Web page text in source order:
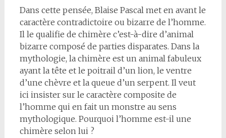
Dans cette pensée, Blaise Pascal met en avant le
caractère contradictoire ou bizarre de l’homme.
Il le qualifie de chimère c’est-à-dire d’animal
bizarre composé de parties disparates. Dans la
mythologie, la chimère est un animal fabuleux
ayant la tête et le poitrail d’un lion, le ventre
d’une chèvre et la queue d’un serpent. Il veut
ici insister sur le caractère composite de
l’homme qui en fait un monstre au sens
mythologique. Pourquoi l’homme est-il une
chimère selon lui ?